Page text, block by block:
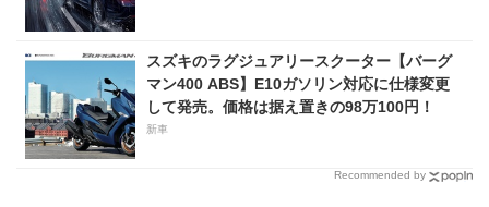
スズキのラグジュアリースクーター【バーグ
マン400 ABS】E10ガソリン対応に仕様変更
して発売。価格は据え置きの98万100円！
新車
Recommended by